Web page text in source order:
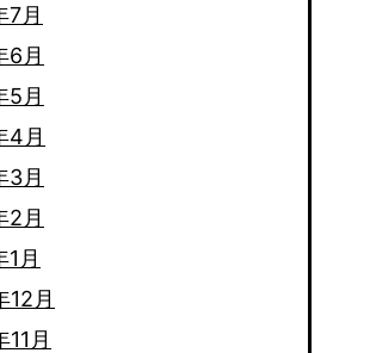
7月
6月
5月
4月
3月
2月
月
12月
月